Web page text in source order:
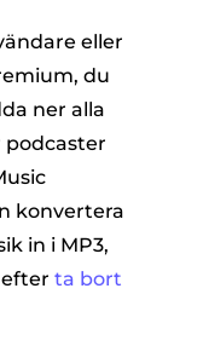
eller
du
ner alla
podcaster
konvertera
in i MP3,
efter ta bort